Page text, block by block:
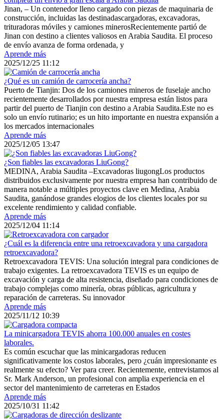
Jinan, – Un contenedor lleno cargado con piezas de maquinaria de
construcción, incluidas las destinadascargadoras, excavadoras,
trituradoras móviles y camiones minerosRecientemente partió de
Jinan con destino a clientes valiosos en Arabia Saudita. El proceso
de envío avanza de forma ordenada, y
Aprende más
2025/12/25 11:12
¿Qué es un camión de carrocería ancha?
Puerto de Tianjin: Dos de los camiones mineros de fuselaje ancho
recientemente desarrollados por nuestra empresa están listos para
partir del puerto de Tianjin con destino a Arabia Saudita.Este no es
solo un envío rutinario; es un hito importante en nuestra expansión a
los mercados internacionales
Aprende más
2025/12/05 13:47
¿Son fiables las excavadoras LiuGong?
MEDINA, Arabia Saudita –Excavadoras liugongLos productos
distribuidos exclusivamente por nuestra empresa han contribuido de
manera notable a múltiples proyectos clave en Medina, Arabia
Saudita, ganándose grandes elogios de los clientes locales por su
excelente rendimiento y calidad confiable.
Aprende más
2025/12/04 11:14
¿Cuál es la diferencia entre una retroexcavadora y una cargadora
retroexcavadora?
Retroexcavadora TEVIS: Una solución integral para condiciones de
trabajo exigentes. La retroexcavadora TEVIS es un equipo de
excavación y carga de alta resistencia, diseñado para condiciones de
trabajo complejas como minería, obras públicas, agricultura y
reparación de carreteras. Su innovador
Aprende más
2025/11/12 10:39
La minicargadora TEVIS ahorra 100.000 anuales en costes
laborales.
Es común escuchar que las minicargadoras reducen
significativamente los costos laborales, pero ¿cuán impresionante es
realmente su efecto? Ver para creer. Recientemente, entrevistamos al
Sr. Mark Anderson, un profesional con amplia experiencia en el
sector del mantenimiento de carreteras en Estados
Aprende más
2025/10/31 11:42